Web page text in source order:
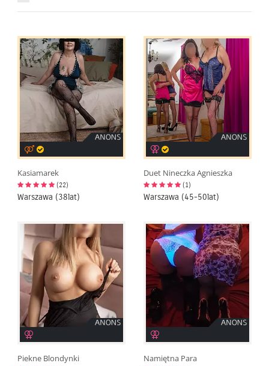
Kasiamarek
(22)
Warszawa (38lat)
Duet Nineczka Agnieszka
(1)
Warszawa (45-50lat)
Piekne Blondynki Namiętna Para